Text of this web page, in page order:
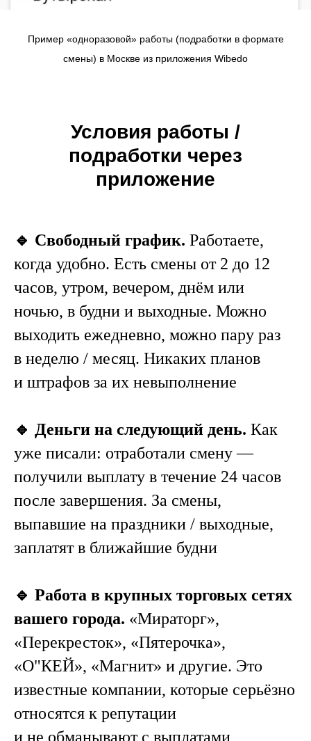
Пример «одноразовой» работы (подработки в формате
смены) в Москве из приложения Wibedo
Условия работы /
подработки через
приложение
🔹 Свободный график. Работаете,
когда удобно. Есть смены от 2 до 12
часов, утром, вечером, днём или
ночью, в будни и выходные. Можно
выходить ежедневно, можно пару раз
в неделю / месяц. Никаких планов
и штрафов за их невыполнение
🔹 Деньги на следующий день. Как
уже писали: отработали смену —
получили выплату в течение 24 часов
после завершения. За смены,
выпавшие на праздники / выходные,
заплатят в ближайшие будни
🔹 Работа в крупных торговых сетях
вашего города. «Мираторг»,
«Перекресток», «Пятерочка»,
«О"КЕЙ», «Магнит» и другие. Это
известные компании, которые серьёзно
относятся к репутации
и не обманывают с выплатами